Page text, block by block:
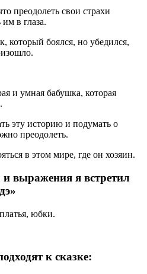
преодолеть свои страхи
в глаза.
который боялся, но убедился,
и умная бабушка, которая
эту историю и подумать о
преодолеть.
в этом мире, где он хозяин.
выражения я встретил
юбки.
к сказке: